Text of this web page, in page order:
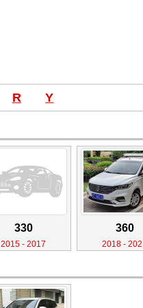
R Y
330
2015 - 2017
360
2018 -